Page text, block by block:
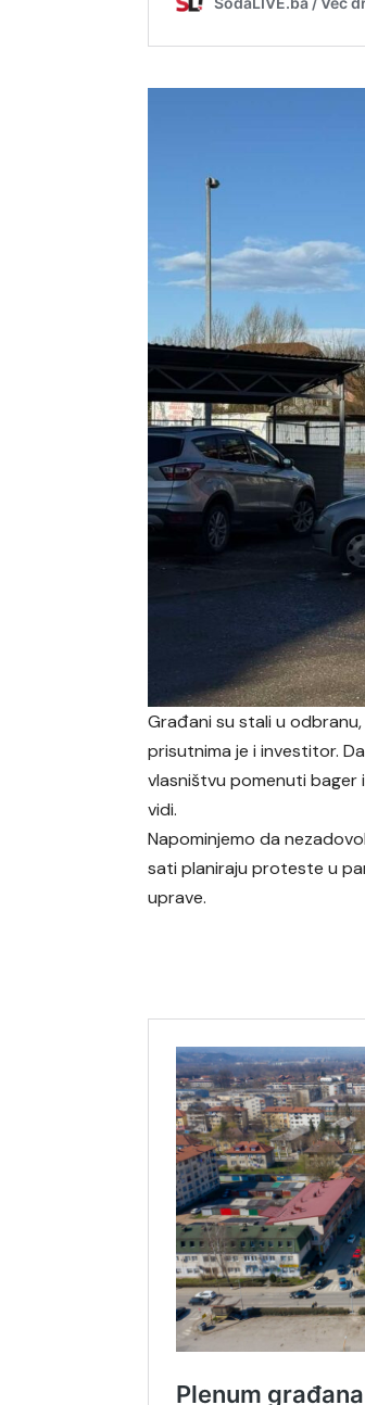
Građani su stali u
prisutnima je i investitor.
vlasništvu pomenuti bager
vidi.
Napominjemo da
sati planiraju proteste u
uprave.